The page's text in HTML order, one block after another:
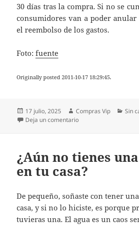
30 días tras la compra. Si no se
consumidores van a poder
el reembolso de los gastos.
Foto:fuente
Originally posted 2011-10-17 18:29:45.
Publicado
el
17 julio, 2025 Autor
Compras Vip
Sin
Deja un comentarioen La Unión Europea
¿Aún no tienes
en tu casa?
De pequeño, soñaste con tener
casa, y si no lo hiciste, es porque
tuvieras una. El agua es un caos